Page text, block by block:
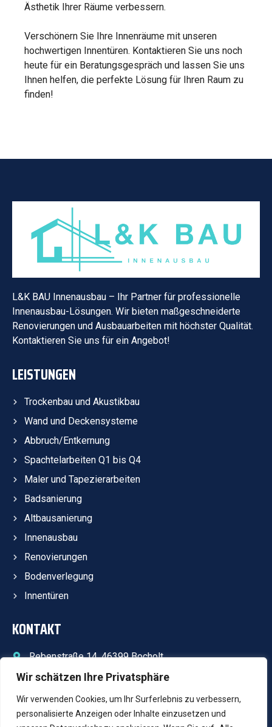
Wir schätzen Ihre Privatsphäre
Wir verwenden Cookies, um Ihr Surferlebnis zu verbessern,
personalisierte Anzeigen oder Inhalte einzusetzen und
Ästhetik Ihrer Räume verbessern.
Verschönern Sie Ihre Innenräume mit unseren
hochwertigen Innentüren. Kontaktieren Sie uns noch
heute für ein Beratungsgespräch und lassen Sie uns
Ihnen helfen, die perfekte Lösung für Ihren Raum zu
finden!
L&K BAU Innenausbau – Ihr Partner für professionelle
Innenausbau-Lösungen. Wir bieten maßgeschneiderte
Renovierungen und Ausbauarbeiten mit höchster Qualität.
Kontaktieren Sie uns für ein Angebot!
LEISTUNGEN
Trockenbau und Akustikbau
Wand und Deckensysteme
Abbruch/Entkernung
Spachtelarbeiten Q1 bis Q4
Maler und Tapezierarbeiten
Badsanierung
Altbausanierung
Innenausbau
Renovierungen
Bodenverlegung
Innentüren
KONTAKT
Rebenstraße 14, 46399 Bocholt
info@lk-bau.com
+49 17646000358
Öffnungszeiten(ausser Feiertage):